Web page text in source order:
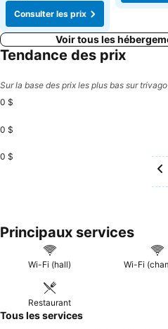
Consulter les prix
Voir tous les
Tendance des prix
Sur la base des prix les plus bas sur
0 $
0 $
0 $
Principaux services
Wi-Fi (hall) Wi-Fi
Restaurant
Tous les services